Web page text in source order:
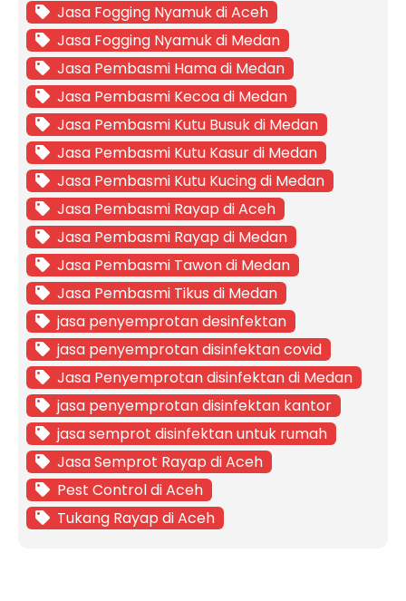
Jasa Fogging Nyamuk di Aceh
Jasa Fogging Nyamuk di Medan
Jasa Pembasmi Hama di Medan
Jasa Pembasmi Kecoa di Medan
Jasa Pembasmi Kutu Busuk di Medan
Jasa Pembasmi Kutu Kasur di Medan
Jasa Pembasmi Kutu Kucing di Medan
Jasa Pembasmi Rayap di Aceh
Jasa Pembasmi Rayap di Medan
Jasa Pembasmi Tawon di Medan
Jasa Pembasmi Tikus di Medan
jasa penyemprotan desinfektan
jasa penyemprotan disinfektan covid
Jasa Penyemprotan disinfektan di Medan
jasa penyemprotan disinfektan kantor
jasa semprot disinfektan untuk rumah
Jasa Semprot Rayap di Aceh
Pest Control di Aceh
Tukang Rayap di Aceh